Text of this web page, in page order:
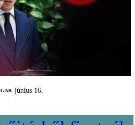
június 16.